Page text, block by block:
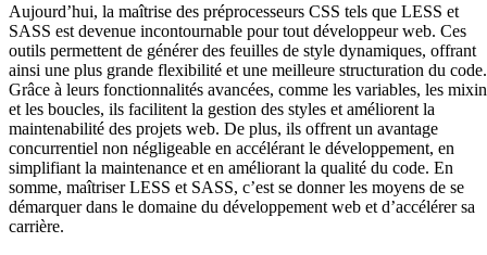
Aujourd’hui, la maîtrise des préprocesseurs CSS tels que LESS et
SASS est devenue incontournable pour tout développeur web. Ces
outils permettent de générer des feuilles de style dynamiques, offrant
ainsi une plus grande flexibilité et une meilleure structuration du code.
Grâce à leurs fonctionnalités avancées, comme les variables, les
et les boucles, ils facilitent la gestion des styles et améliorent la
maintenabilité des projets web. De plus, ils offrent un avantage
concurrentiel non négligeable en accélérant le développement, en
simplifiant la maintenance et en améliorant la qualité du code. En
somme, maîtriser LESS et SASS, c’est se donner les moyens de se
démarquer dans le domaine du développement web et d’accélérer sa
carrière.